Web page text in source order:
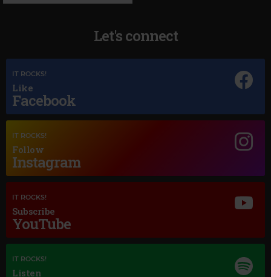
Magic Jazz
ETTA JAMES–STORMY WEATHER
Let's connect
IT ROCKS!
Like
Facebook
IT ROCKS!
Follow
Instagram
IT ROCKS!
Subscribe
YouTube
IT ROCKS!
Listen